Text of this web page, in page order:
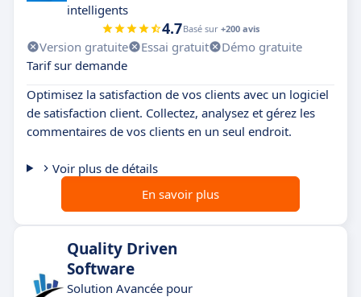
intelligents
4.7Basé sur +200 avis
Version gratuite Essai gratuit
Démo gratuite
Tarif sur demande
Optimisez la satisfaction de vos clients avec un logiciel
de satisfaction client. Collectez, analysez et gérez les
commentaires de vos clients en un seul endroit.
Voir plus de détails
En savoir plus
Quality Driven
Software
Solution Avancée pour